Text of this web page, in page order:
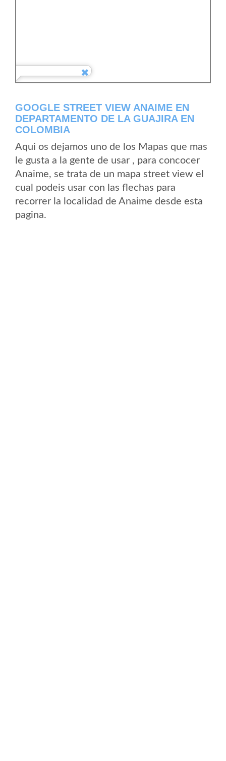
GOOGLE STREET VIEW ANAIME EN
DEPARTAMENTO DE LA GUAJIRA EN
COLOMBIA
Aqui os dejamos uno de los Mapas que mas
le gusta a la gente de usar , para concocer
Anaime, se trata de un mapa street view el
cual podeis usar con las flechas para
recorrer la localidad de Anaime desde esta
pagina.